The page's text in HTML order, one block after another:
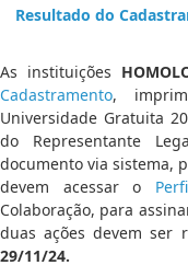
Resultado do
As instituições
Cadastramento,
Universidade Gratuita
do Representante
documento via sistema,
devem acessar o
Colaboração, para
duas ações devem ser
29/11/24.